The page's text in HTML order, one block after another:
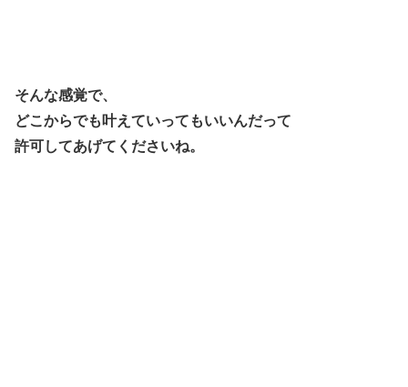
そんな感覚で、
どこからでも叶えていってもいいんだって
許可してあげてくださいね。